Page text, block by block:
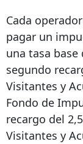
Cada
pagar un
una tasa base
segundo
Visitantes y
Fondo de
recargo del
Visitantes y